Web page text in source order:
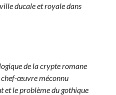
ducale et royale dans
de la crypte romane
chef-œuvre méconnu
et le problème du gothique